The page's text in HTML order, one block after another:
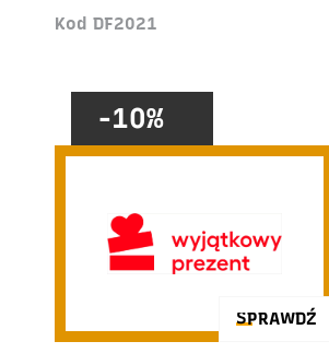
Kod DF2021
-10%
SPRAWDŹ